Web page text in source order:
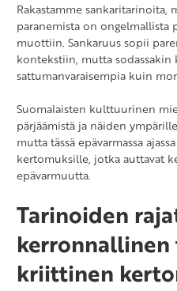
Rakastamme sankaritarinoita,
paranemista on ongelmallista
muottiin. Sankaruus sopii
kontekstiin, mutta
sattumanvaraisempia kuin
Suomalaisten kulttuurinen
pärjäämistä ja näiden
mutta tässä epävarmassa
kertomuksille, jotka auttavat
epävarmuutta.
Tarinoiden
kriittinen